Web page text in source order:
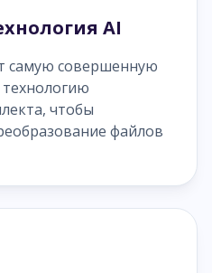
AI
самую совершенную
чтобы
файлов